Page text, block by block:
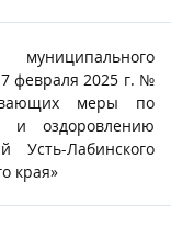
февраля 2025 г. №
меры по
и оздоровлению
Усть-Лабинского
края»